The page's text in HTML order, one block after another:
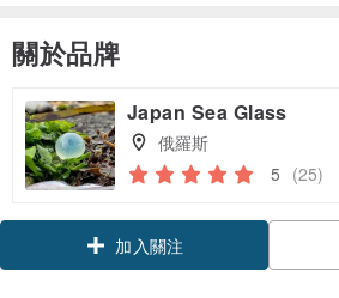
關於品牌
Japan Sea Glass
俄羅斯
5 (25)
加入關注